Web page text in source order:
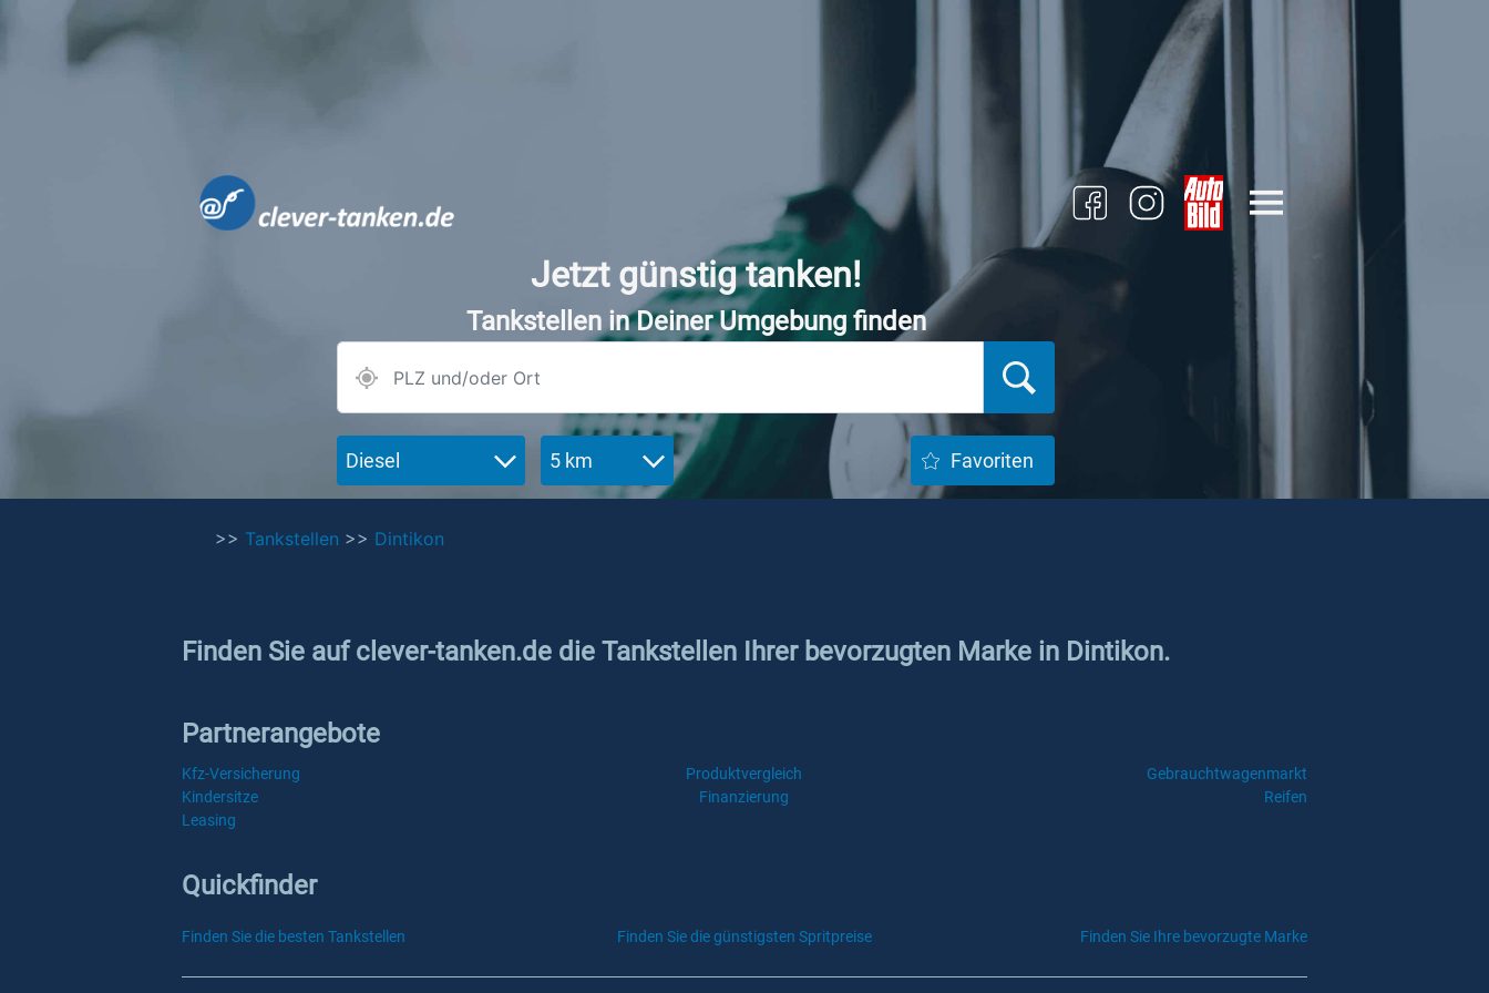
Jetzt günstig tanken!
Tankstellen in Deiner Umgebung finden
Diesel 5 km Favoriten
>> Tankstellen >> Dintikon
Finden Sie auf clever-tanken.de die Tankstellen Ihrer bevorzugten Marke in Dintikon.
Partnerangebote
Kfz-Versicherung Produktvergleich
Gebrauchtwagenmarkt
Kindersitze
Finanzierung
Reifen
Leasing
Quickfinder
Finden Sie die besten Tankstellen Finden Sie die günstigsten Spritpreise Finden Sie Ihre bevorzugte Marke